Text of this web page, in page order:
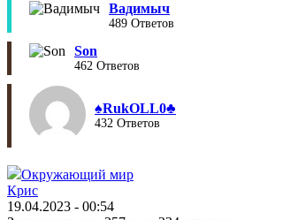
Вадимыч
489 Ответов
Son
462 Ответов
♠︎RukOLL0♣︎
432 Ответов
Окружающий мир
Крис
19.04.2023 - 00:54